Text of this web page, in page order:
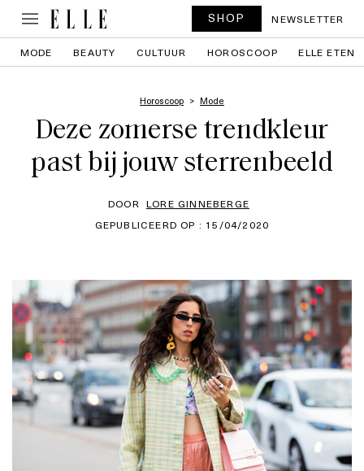
SHOP NEWSLETTER
MODE BEAUTY CULTUUR HOROSCOOP ELLE ETEN
Horoscoop Mode
Deze zomerse trendkleur
past bij jouw sterrenbeeld
DOOR LORE GINNEBERGE
GEPUBLICEERD OP : 15/04/2020